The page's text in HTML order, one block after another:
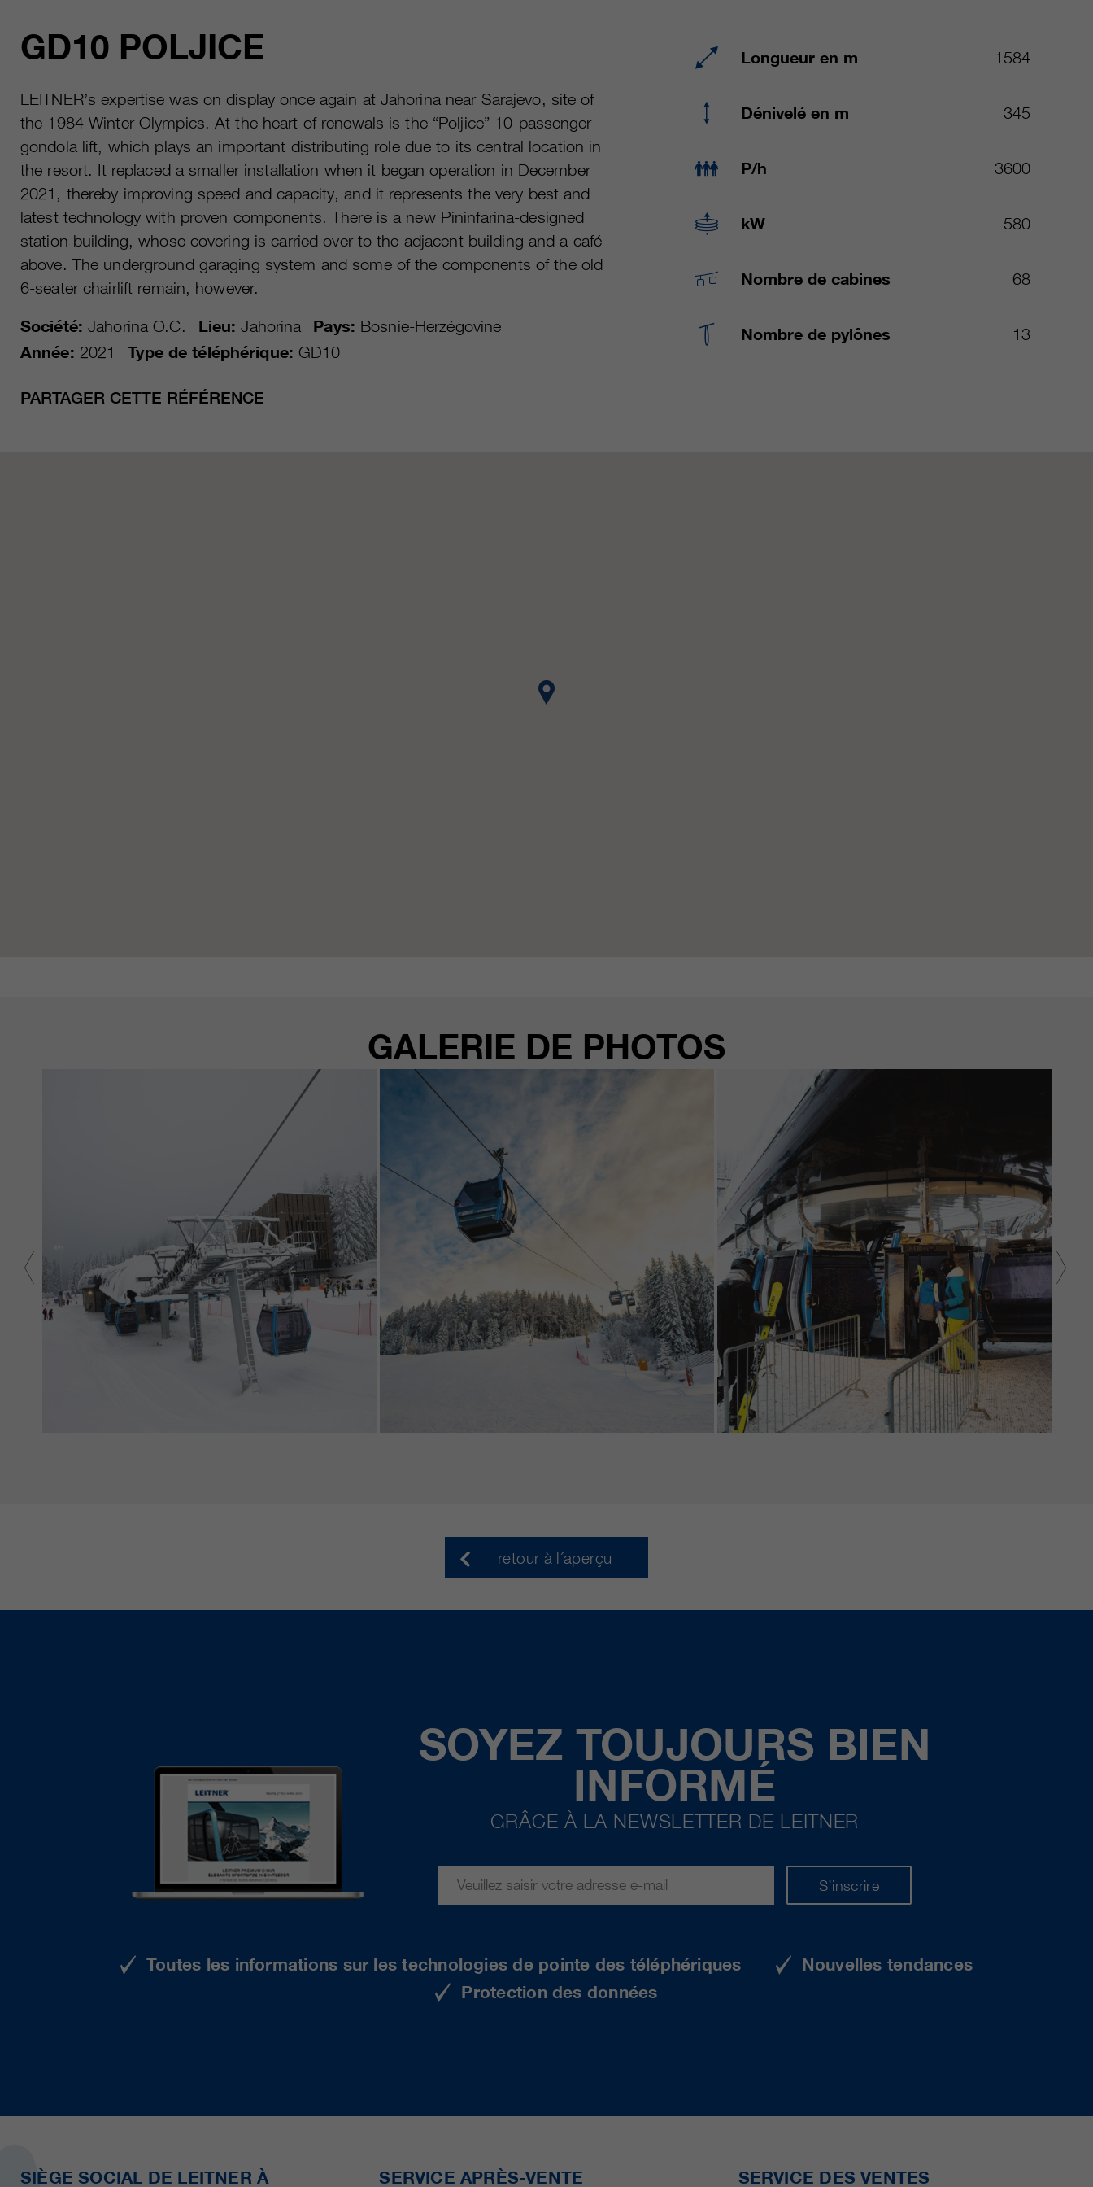
GD10 POLJICE
LEITNER’s expertise was on display once again at Jahorina near Sarajevo, site of
the 1984 Winter Olympics. At the heart of renewals is the “Poljice” 10-passenger
gondola lift, which plays an important distributing role due to its central location in
the resort. It replaced a smaller installation when it began operation in December
2021, thereby improving speed and capacity, and it represents the very best and
latest technology with proven components. There is a new Pininfarina-designed
station building, whose covering is carried over to the adjacent building and a café
above. The underground garaging system and some of the components of the old
6-seater chairlift remain, however.
Société: Jahorina O.C. Lieu: Jahorina Pays: Bosnie-Herzégovine
Année: 2021 Type de téléphérique: GD10
PARTAGER CETTE RÉFÉRENCE
Longueur en m 1584
Dénivelé en m 345
P/h 3600
kW 580
Nombre de cabines 68
Nombre de pylônes 13
GALERIE DE PHOTOS
retour à l´aperçu
SOYEZ TOUJOURS BIEN
INFORMÉ
GRÂCE À LA NEWSLETTER DE LEITNER
S’inscrire
Toutes les informations sur les technologies de pointe des téléphériques
Nouvelles tendances
Protection des données
SIÈGE SOCIAL DE LEITNER À
SERVICE APRÈS-VENTE SERVICE DES VENTES
durée 30 jours
Enregistre les paramètres de cookie
sélectionnés par l’utilisateur.
fin
pour collecter différents types d’informations
d’utilisation, y compris des informations
personnelles et non personnelles. Vous
trouverez de plus amples informations dans les
dispositions sur la protection des données de
Google Analytics sur
https://policies.google.com/privacy. qui nous
aident à améliorer nos sites Internet / nos
applications. Ces informations sont également
transmises à nos clients / partenaires.